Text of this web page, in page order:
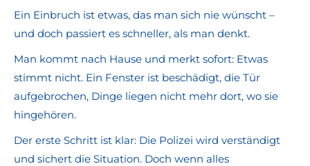
Ein Einbruch ist etwas, das man sich nie wünscht –
und doch passiert es schneller, als man denkt.
Man kommt nach Hause und merkt sofort: Etwas
stimmt nicht. Ein Fenster ist beschädigt, die Tür
aufgebrochen, Dinge liegen nicht mehr dort, wo sie
hingehören.
Der erste Schritt ist klar: Die Polizei wird verständigt
und sichert die Situation. Doch wenn alles